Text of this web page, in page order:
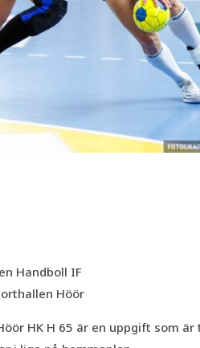
Handboll IF
Höör
HK H 65 är en uppgift som är